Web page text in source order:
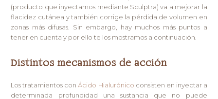
(producto que inyectamos mediante Sculptra) va a mejorar la
flacidez cutánea y también corrige la pérdida de volumen en
zonas más difusas. Sin embargo, hay muchos más puntos a
tener en cuenta y por ello te los mostramos a continuación.
Distintos mecanismos de acción
Los tratamientos conÁcido Hialurónico consisten en inyectar a
determinada profundidad una sustancia que no puede